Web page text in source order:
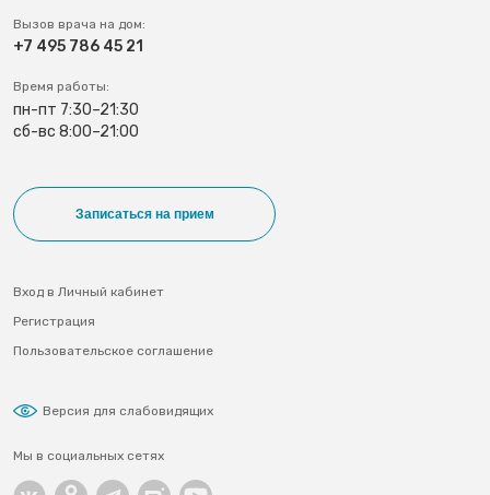
Вызов врача на дом:
+7 495 786 45 21
Время работы:
пн-пт 7:30–21:30
сб-вс 8:00–21:00
Записаться на прием
Вход в Личный кабинет
Регистрация
Пользовательское соглашение
Версия для слабовидящих
Мы в социальных сетях